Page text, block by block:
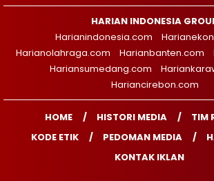
HARIAN INDONESIA
Harianindonesia.com
Harianolahraga.com
Harianbanten.com
Hariansumedang.com
Hariancirebon.com
HOME HISTORI MEDIA
TIM
KODE ETIK
PEDOMAN MEDIA
KONTAK IKLAN